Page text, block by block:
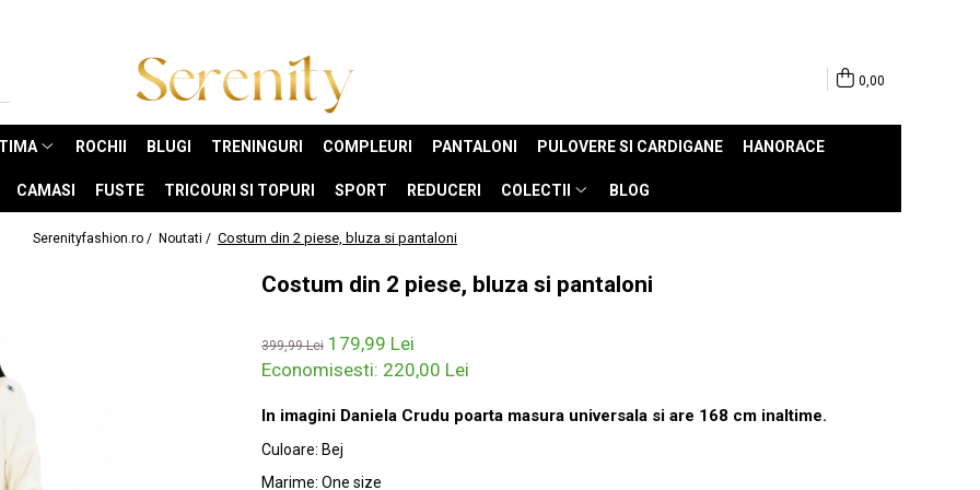
0,00
ROCHII BLUGI TRENINGURI COMPLEURI PANTALONI PULOVERE SI CARDIGANE HANORACE
CAMASI FUSTE TRICOURI SI TOPURI SPORT REDUCERI COLECTII BLOG
Serenityfashion.ro / Noutati / Costum din 2 piese, bluza si pantaloni
Costum din 2 piese, bluza si pantaloni
399,99 Lei 179,99 Lei
Economisesti: 220,00 Lei
In imagini Daniela Crudu poarta masura universala si are 168 cm inaltime.
Culoare: Bej
Marime: One size